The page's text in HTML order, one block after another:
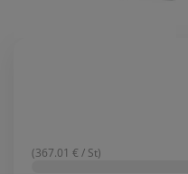
(367.01 € / St)